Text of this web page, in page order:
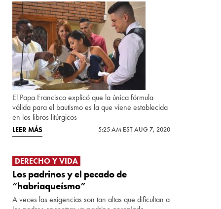
El Papa Francisco explicó que la única fórmula
válida para el bautismo es la que viene establecida
en los libros litúrgicos
LEER MÁS 5:25 AM EST AUG 7, 2020
DERECHO Y VIDA
Los padrinos y el pecado de
“habriaqueísmo”
A veces las exigencias son tan altas que dificultan a